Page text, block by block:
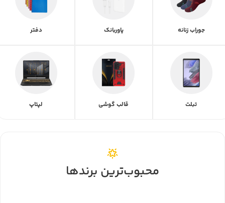
جوراب زنانه پاوربانک دفتر
تبلت قالب گوشی لپتاپ
محبوب‌ترین برندها